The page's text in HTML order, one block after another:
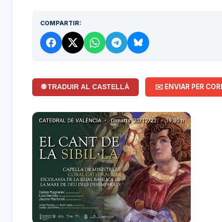
COMPARTIR:
🌐 TRADUIR AL CASTELLÀ ✉️ ENVIAR PER